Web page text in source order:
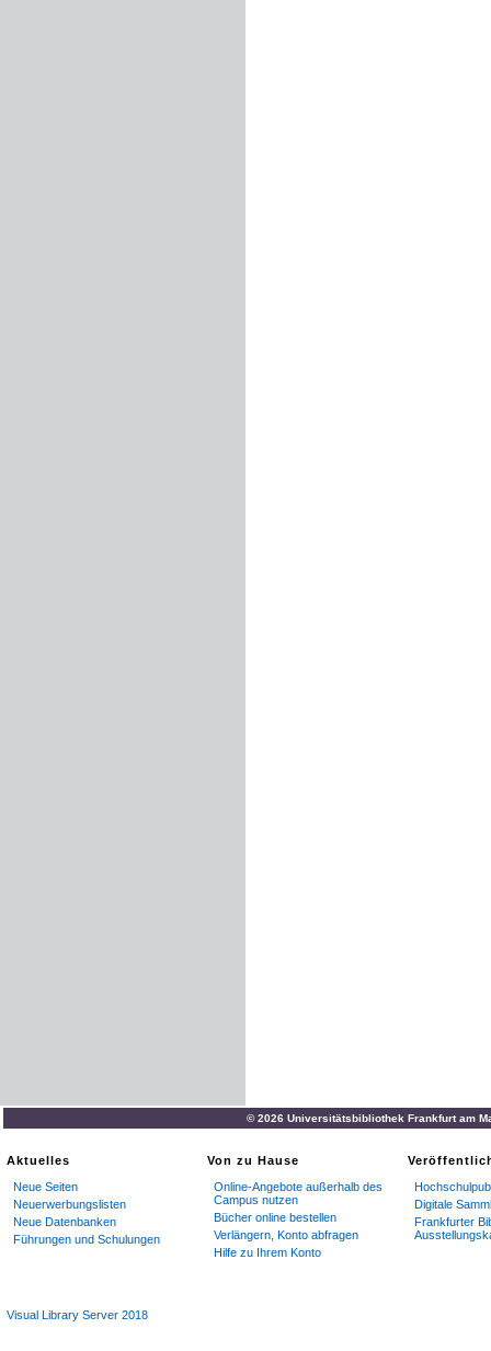
© 2026 Universitätsbibliothek Frankfurt am
Aktuelles
Neue Seiten
Neuerwerbungslisten
Neue Datenbanken
Führungen und Schulungen
Von zu Hause
Online-Angebote außerhalb des
Campus nutzen
Bücher online bestellen
Verlängern, Konto abfragen
Hilfe zu Ihrem Konto
Digitale
Frankfurter
Visual Library Server 2018